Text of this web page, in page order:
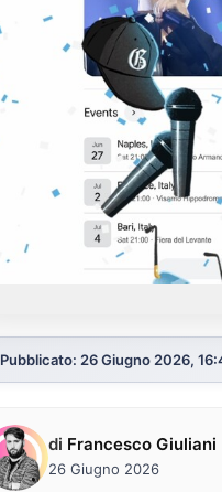
Pubblicato: 26 Giugno 2026,
di Francesco Giuliani
26 Giugno 2026